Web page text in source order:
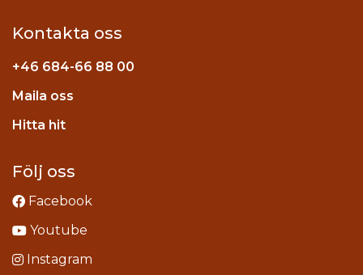
Kontakta oss
+46 684-66 88 00
Maila oss
Hitta hitstagram
Följ oss
Facebook
Youtube
Instagram